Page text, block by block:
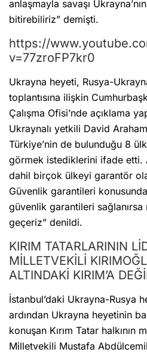
anlaşmayla savaşı
bitirebiliriz” demişti.
https://
v=77zroFP7kr0
Ukrayna heyeti, Rusya-
toplantısına ilişkin
Çalışma Ofisi’nde açıklama
Ukraynalı yetkili David
Türkiye’nin de bulunduğu 8
görmek istediklerini ifade etti.
dahil birçok ülkeyi garantör
Güvenlik garantileri
güvenlik garantileri
geçeriz” denildi.
KIRIM TATARLARININ
MİLLETVEKİLİ
ALTINDAKİ KIRIM’A
İstanbul’daki Ukrayna-Rusya
ardından Ukrayna heyetinin
konuşan Kırım Tatar halkının
Milletvekili Mustafa